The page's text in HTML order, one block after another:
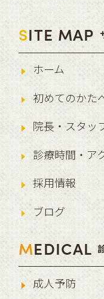
SITE MAP
ホーム
初めてのかた
院長・スタッ
診療時間・ア
採用情報
ブログ
MEDICAL
成人予防